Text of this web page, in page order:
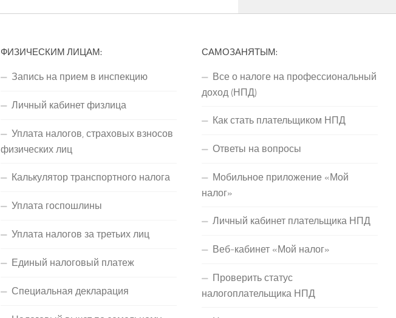
ФИЗИЧЕСКИМ ЛИЦАМ:
Запись на прием в инспекцию
Личный кабинет физлица
Уплата налогов, страховых взносов
физических лиц
Калькулятор транспортного налога
Уплата госпошлины
Уплата налогов за третьих лиц
Единый налоговый платеж
Специальная декларация
САМОЗАНЯТЫМ:
Все о налоге на профессиональный
доход (НПД)
Как стать плательщиком НПД
Ответы на вопросы
Мобильное приложение «Мой
налог»
Личный кабинет плательщика НПД
Веб-кабинет «Мой налог»
Проверить статус
налогоплательщика НПД